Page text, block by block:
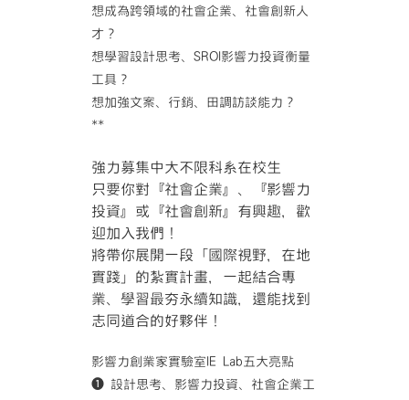
想成為跨領域的社會企業、社會創新人
才？
想學習設計思考、SROI影響力投資衡量
工具？
想加強文案、行銷、田調訪談能力？
**
強力募集中大不限科系在校生
只要你對『社會企業』、『影響力
投資』或『社會創新』有興趣，歡
迎加入我們！
將帶你展開一段「國際視野，在地
實踐」的紮實計畫，一起結合專
業、學習最夯永續知識，還能找到
志同道合的好夥伴！
影響力創業家實驗室IE Lab五大亮點
❶ 設計思考、影響力投資、社會企業工